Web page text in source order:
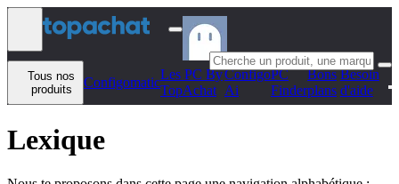
Aller au contenu
Tous nos
produits
Configomatic
Les PC By
TopAchat
Configo
Ai
PC
Finder
Bons
plans
Besoin
d'aide
Lexique